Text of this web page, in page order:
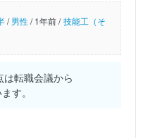
/男性/1年前 / 技能工（そ
転職会議から
す。